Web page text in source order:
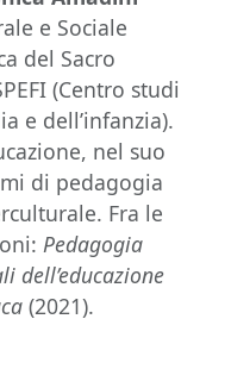
e Sociale
del Sacro
(Centro studi
e dell’infanzia).
nel suo
di pedagogia
Fra le
Pedagogia
dell’educazione
(2021).